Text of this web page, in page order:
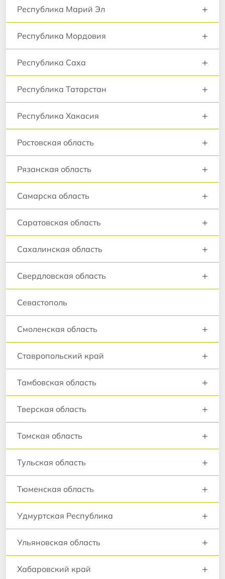
Республика Марий Эл +
Республика Мордовия +
Республика Саха +
Республика Татарстан +
Республика Хакасия +
Ростовская область +
Рязанская область +
Самарска область +
Саратовская область +
Сахалинская область +
Свердловская область +
Севастополь
Смоленская область +
Ставропольский край +
Тамбовская область +
Тверская область +
Томская область +
Тульская область +
Тюменская область +
Удмуртская Республика +
Ульяновская область +
Хабаровский край +